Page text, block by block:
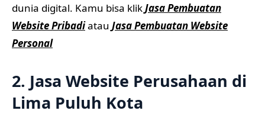
dunia digital. Kamu bisa klikJasa Pembuatan
Website Pribadiatau Jasa Pembuatan Website
Personal
2. Jasa Website Perusahaan di
Lima Puluh Kota